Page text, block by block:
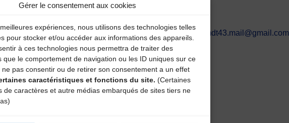
Gérer le consentement aux cookies
expériences, nous utilisons des technologies telles
pour stocker et/ou accéder aux informations des appareils.
à ces technologies nous permettra de traiter des
que le comportement de navigation ou les ID uniques sur ce
pas consentir ou de retirer son consentement a un effet
caractéristiques et fonctions du site. (Certaines
de caractères et autre médias embarqués de sites tiers ne
et inscriptions : CDMDT43 – 04 71 02 92 53 – cdmdt43.mail@gmail.com